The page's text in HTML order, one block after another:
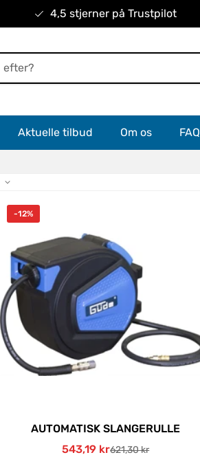
4,5 stjerner på Trustpilot
Aktuelle tilbud Om os FAQ
-12%
AUTOMATISK SLANGERULLE
Udsalgspris
543,19 krNormal
621,30 kr